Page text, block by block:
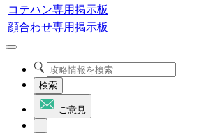
コテハン専用掲示板
顔合わせ専用掲示板
検索
ご意見